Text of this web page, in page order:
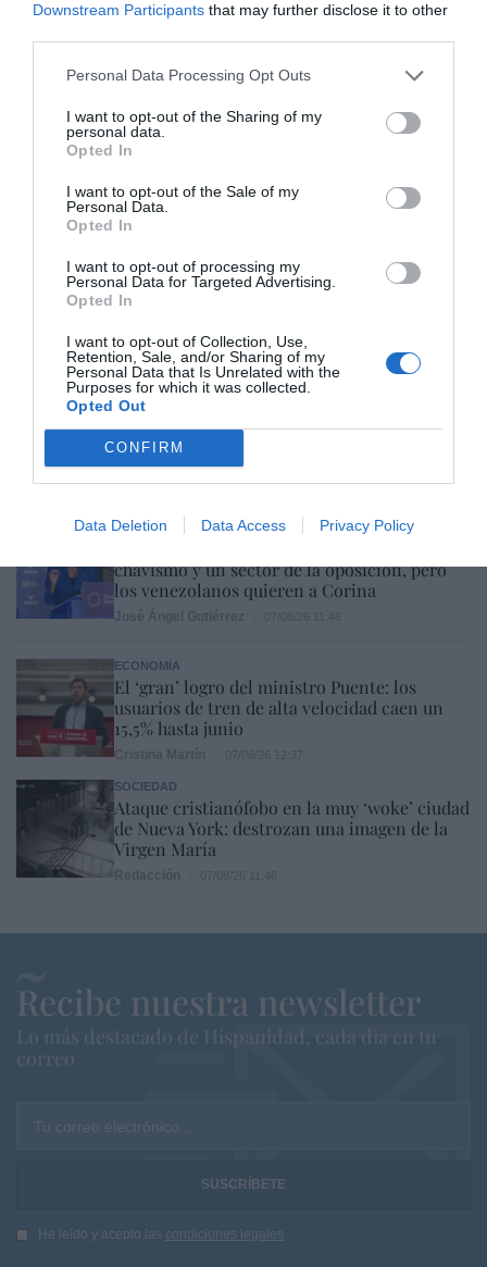
Downstream Participants that may further disclose it to other
Personal Data Processing Opt Outs
I want to opt-out of the Sharing of my
personal data.
Opted In
I want to opt-out of the Sale of my
Personal Data.
Opted In
I want to opt-out of processing my
Personal Data for Targeted Advertising.
Opted In
I want to opt-out of Collection, Use,
Retention, Sale, and/or Sharing of my
Personal Data that Is Unrelated with the
Purposes for which it was collected.
Opted Out
CONFIRM
Data Deletion Data Access Privacy Policy
ECONOMÍA
El divorcio imposible de los Entrecanales:
reputación en entredicho
ECONOMÍA
2 de 1.600 millones de euros
Eulogio López
ECONOMÍA
‘Warner Bros. Discovery’ asume ya 600
millones en gastos de su fusión con
Paramount
Cristina Martín 07/08/26 15:10
ECONOMÍA
La ‘low cost’ británica easyJet pasará a manos
del peor fondo posible: Apollo... pero no
podrá hacerse con el control total
INTERNACIONAL
chavismo y un sector de la oposición, pero
los venezolanos quieren a Corina
ECONOMÍA
El ‘gran’ logro del ministro Puente: los
usuarios de tren de alta velocidad caen un
15,5% hasta junio
SOCIEDAD
Ataque cristianófobo en la muy ‘woke’ ciudad
de Nueva York: destrozan una imagen de la
Virgen María
Recibe nuestra newsletter
Lo más destacado de Hispanidad, cada dia en tu
correo
Tu correo electrónico...
He leído y acepto las condiciones legales